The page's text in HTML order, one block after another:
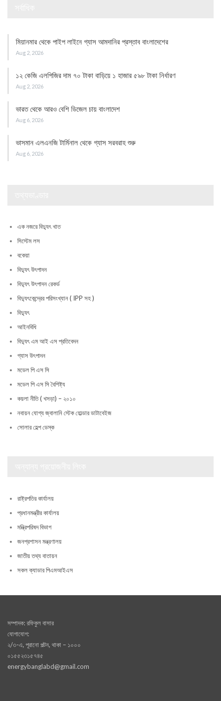
মিয়ানমার থেকে পাইপ লাইনে গ্যাস আমদানির প্রস্তাব বাংলাদেশের
Aug 2, 2026
১২ কেজি এলপিজির দাম ৭০ টাকা বাড়িয়ে ১ হাজার ৫৯৮ টাকা নির্ধারণ
Aug 2, 2026
ভারত থেকে আরও বেশি ডিজেল চায় বাংলাদেশ
Aug 6, 2026
ভাসমান এলএনজি টার্মিনাল থেকে গ্যাস সরবরাহ শুরু
Aug 6, 2026
এক নজরে বিদ্যুৎ খাত
সিস্টেম লস
বকেয়া
বিদ্যুৎ উৎপাদন
বিদ্যুৎ উৎপাদন রেকর্ড
বিদ্যুৎকেন্দ্রের পরিসংখ্যান ( IPP সহ )
বিদ্যুৎ
আইনবিধি
বিদ্যুৎ এম আই এস প্রতিবেদন
গ্যাস উৎপাদন
মডেল পি এস সি
মডেল পি এস সি বৈশিষ্ট্য
কয়লা নীতি ( খসড়া) – ২০১০
নবায়ন যোগ্য জ্বালানি স্টেক হোল্ডার ডাটাবেইজ
সোলার হেল্প ডেস্ক
রাষ্ট্রপতির কার্যালয়
প্রধানমন্ত্রীর কার্যালয়
মন্ত্রিপরিষদ বিভাগ
জনপ্রশাসন মন্ত্রণালয়
জাতীয় তথ্য বাতায়ন
সকল ক্যাডার পিএমআইএস
সম্পাদক: রফিকুল বাসার
যোগাযোগ:
২/৩-এ, পূরানো পল্টন, থাকা – ১০০০
০১৫৫২৩১৫৭৪৫
energybanglabd@gmail.com